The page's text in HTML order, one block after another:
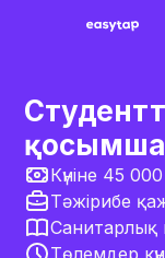
Күніне 45
Тәжірибе
Санитарлық